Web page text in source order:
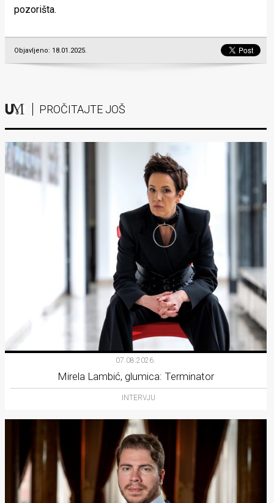
pozorišta.
Objavljeno: 18.01.2025.
PROČITAJTE JOŠ
07.08.2026.
Mirela Lambić, glumica: Terminator
INTERVJU